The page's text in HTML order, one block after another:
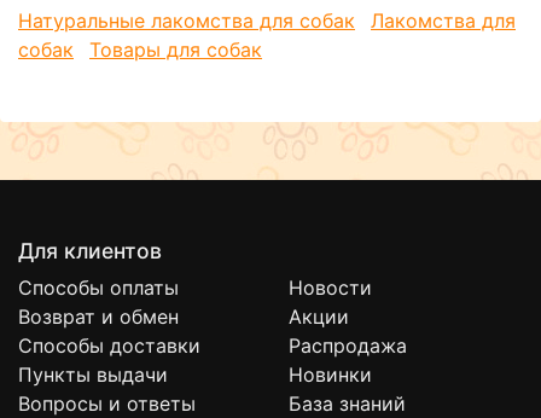
масла, натуральный краситель (карамель), смесь
токоферолов и экстракт розмарина.
Пищевая ценность
Натуральные лакомства для собак
Лакомства для
собак
Товары для собак
Для клиентов
Способы оплаты
Возврат и обмен
Способы доставки
Пункты выдачи
Вопросы и ответы
Новости
Акции
Распродажа
Новинки
База знаний